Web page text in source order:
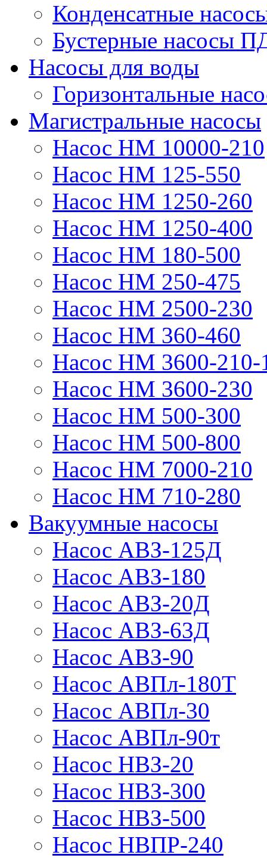
Конденсатные
Бустерные насосы
Насосы для воды
Горизонтальные
Магистральные насосы
Насос НМ 10000-210
Насос НМ 125-550
Насос НМ 1250-260
Насос НМ 1250-400
Насос НМ 180-500
Насос НМ 250-475
Насос НМ 2500-230
Насос НМ 360-460
Насос НМ 3600-210-
Насос НМ 3600-230
Насос НМ 500-300
Насос НМ 500-800
Насос НМ 7000-210
Насос НМ 710-280
Вакуумные насосы
Насос АВЗ-125Д
Насос АВЗ-180
Насос АВЗ-20Д
Насос АВЗ-63Д
Насос АВЗ-90
Насос АВПл-180Т
Насос АВПл-30
Насос АВПл-90т
Насос НВЗ-20
Насос НВЗ-300
Насос НВЗ-500
Насос НВПР-240